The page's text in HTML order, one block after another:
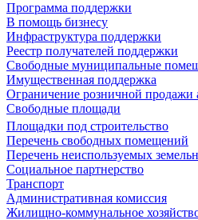
Программа поддержки
В помощь бизнесу
Инфраструктура поддержки
Реестр получателей поддержки
Свободные муниципальные
Имущественная поддержка
Ограничение розничной продажи
Свободные площади
Площадки под строительство
Перечень свободных помещений
Перечень неиспользуемых
Социальное партнерство
Транспорт
Административная комиссия
Жилищно-коммунальное